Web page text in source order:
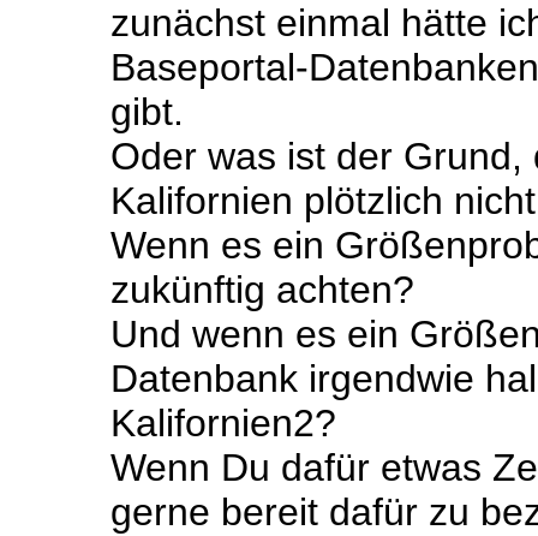
zunächst einmal hätte
Baseportal-
gibt.
Oder was ist der
Kalifornien plötzlich
Wenn es ein
zukünftig achten?
Und wenn es ein
Datenbank irgendwie
Kalifornien2?
Wenn Du dafür etwas
gerne bereit dafür zu